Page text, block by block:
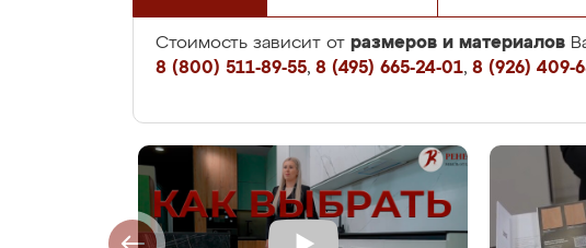
Стоимость зависит от размеров и материалов
8 (800) 511-89-55, 8 (495) 665-24-01, 8 (926) 409-